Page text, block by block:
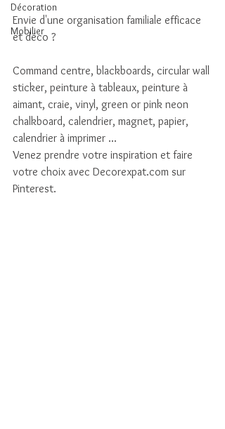
Décoration
Mobilier
Envie d'une organisation familiale efficace
et déco ?
Command centre, blackboards, circular wall
sticker, peinture à tableaux, peinture à
aimant, craie, vinyl, green or pink neon
chalkboard, calendrier, magnet, papier,
calendrier à imprimer ...
Venez prendre votre inspiration et faire
votre choix avec Decorexpat.com sur
Pinterest.